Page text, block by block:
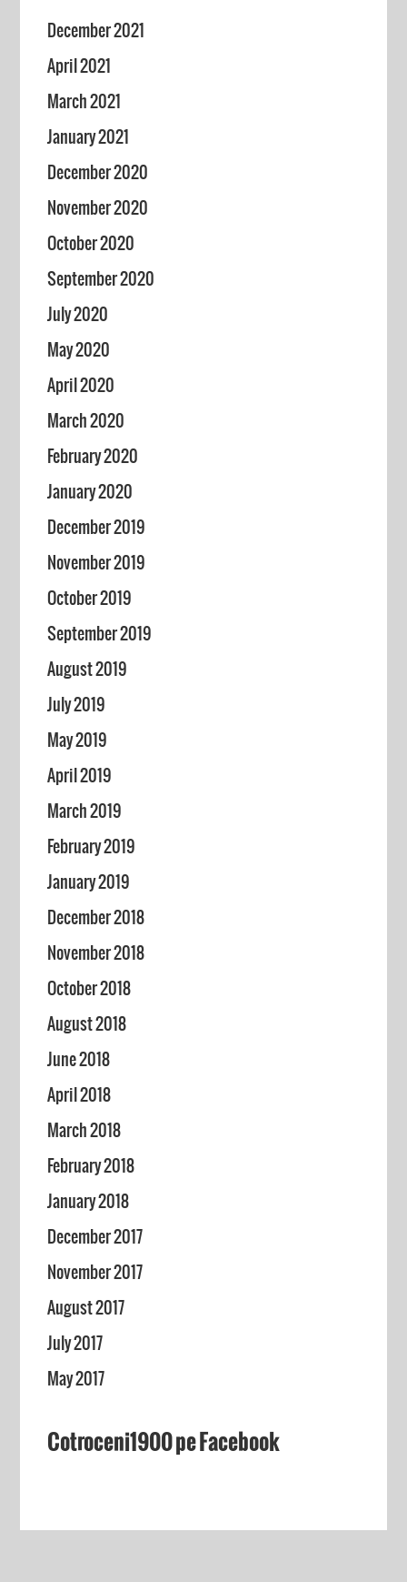
December 2021
April 2021
March 2021
January 2021
December 2020
November 2020
October 2020
September 2020
July 2020
May 2020
April 2020
March 2020
February 2020
January 2020
December 2019
November 2019
October 2019
September 2019
August 2019
July 2019
May 2019
April 2019
March 2019
February 2019
January 2019
December 2018
November 2018
October 2018
August 2018
June 2018
April 2018
March 2018
February 2018
January 2018
December 2017
November 2017
August 2017
July 2017
May 2017
Cotroceni1900 pe Facebook